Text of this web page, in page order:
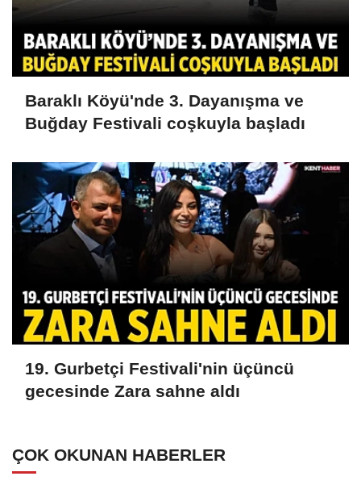
Baraklı Köyü'nde 3. Dayanışma ve
Buğday Festivali coşkuyla başladı
19. Gurbetçi Festivali'nin üçüncü
gecesinde Zara sahne aldı
ÇOK OKUNAN HABERLER